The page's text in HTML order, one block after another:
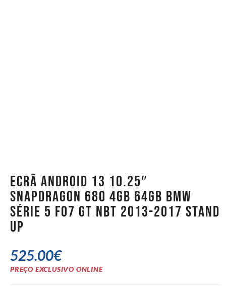
Ecrã Android 13 10.25″
Snapdragon 680 4GB 64GB BMW
Série 5 F07 GT NBT 2013-2017 Stand
Up
525.00€
PREÇO EXCLUSIVO ONLINE